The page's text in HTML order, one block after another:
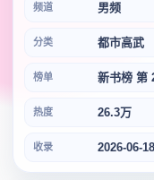
频道 男频
分类 都市高武
榜单 新书榜 第
热度 26.3万
收录 2026-06-18